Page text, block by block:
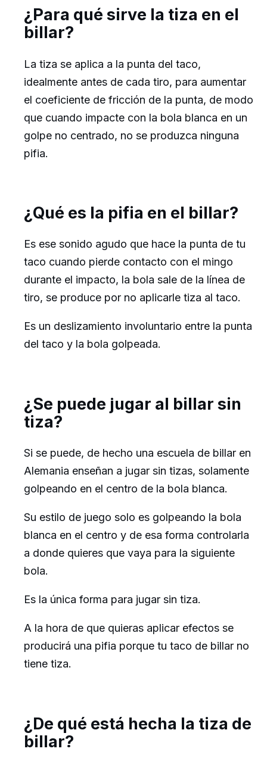
¿Para qué sirve la tiza en el
billar?
La tiza se aplica a la punta del taco,
idealmente antes de cada tiro, para aumentar
el coeficiente de fricción de la punta, de modo
que cuando impacte con la bola blanca en un
golpe no centrado, no se produzca ninguna
pifia.
¿Qué es la pifia en el billar?
Es ese sonido agudo que hace la punta de tu
taco cuando pierde contacto con el mingo
durante el impacto, la bola sale de la línea de
tiro, se produce por no aplicarle tiza al taco.
Es un deslizamiento involuntario entre la punta
del taco y la bola golpeada.
¿Se puede jugar al billar sin
tiza?
Si se puede, de hecho una escuela de billar en
Alemania enseñan a jugar sin tizas, solamente
golpeando en el centro de la bola blanca.
Su estilo de juego solo es golpeando la bola
blanca en el centro y de esa forma controlarla
a donde quieres que vaya para la siguiente
bola.
Es la única forma para jugar sin tiza.
A la hora de que quieras aplicar efectos se
producirá una pifia porque tu taco de billar no
tiene tiza.
¿De qué está hecha la tiza de
billar?